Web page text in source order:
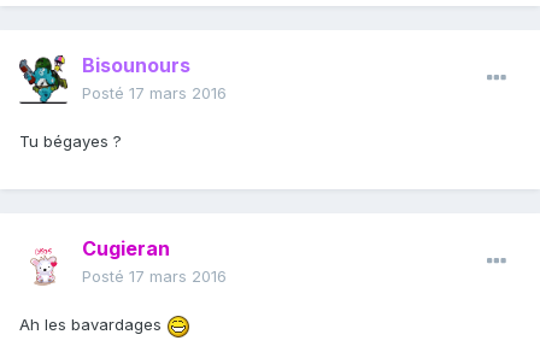
Bisounours
Posté 17 mars 2016
Tu bégayes ?
Cugieran
Posté 17 mars 2016
Ah les bavardages